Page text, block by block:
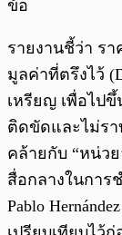
ข้อ
รายงานชี้ว่า รา
มูลค่าที่ตรึงไว้
เหรียญ เพื่อไปขึ้
ติดขัดและไม่ร
คล้ายกับ “หน่ว
สื่อกลางในการ
Pablo